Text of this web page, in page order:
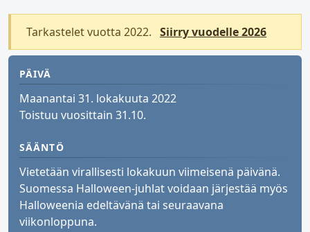
Tarkastelet vuotta 2022. Siirry vuodelle 2026
PÄIVÄ
Maanantai 31. lokakuuta 2022
Toistuu vuosittain 31.10.
SÄÄNTÖ
Vietetään virallisesti lokakuun viimeisenä päivänä.
Suomessa Halloween-juhlat voidaan järjestää myös
Halloweenia edeltävänä tai seuraavana
viikonloppuna.